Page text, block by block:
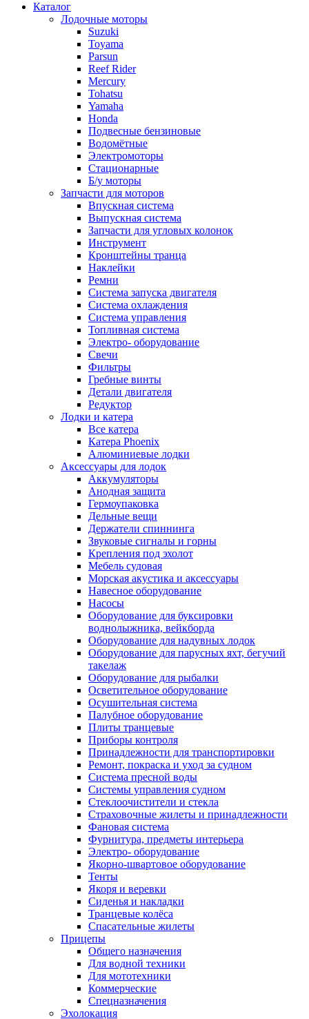
Каталог
Лодочные моторы
Suzuki
Toyama
Parsun
Reef Rider
Mercury
Tohatsu
Yamaha
Honda
Подвесные бензиновые
Водомётные
Электромоторы
Стационарные
Б/у моторы
Запчасти для моторов
Впускная система
Выпускная система
Запчасти для угловых колонок
Инструмент
Кронштейны транца
Наклейки
Ремни
Система запуска двигателя
Система охлаждения
Система управления
Топливная система
Электро- оборудование
Свечи
Фильтры
Гребные винты
Детали двигателя
Редуктор
Лодки и катера
Все катера
Катера Phoenix
Алюминиевые лодки
Аксессуары для лодок
Аккумуляторы
Анодная защита
Гермоупаковка
Дельные вещи
Держатели спиннинга
Звуковые сигналы и горны
Крепления под эхолот
Мебель судовая
Морская акустика и аксессуары
Навесное оборудование
Насосы
Оборудование для буксировки
воднолыжника, вейкборда
Оборудование для надувных лодок
Оборудование для парусных яхт, бегучий
такелаж
Оборудование для рыбалки
Осветительное оборудование
Осушительная система
Палубное оборудование
Плиты транцевые
Приборы контроля
Принадлежности для транспортировки
Ремонт, покраска и уход за судном
Система пресной воды
Системы управления судном
Стеклоочистители и стекла
Страховочные жилеты и принадлежности
Фановая система
Фурнитура, предметы интерьера
Электро- оборудование
Якорно-швартовое оборудование
Тенты
Якоря и веревки
Сиденья и накладки
Транцевые колёса
Спасательные жилеты
Прицепы
Общего назначения
Для водной техники
Для мототехники
Коммерческие
Спецназначения
Эхолокация